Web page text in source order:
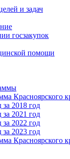
и задач
госзакупок
помощи
Красноярского
за 2018 год
за 2021 год
за 2022 год
за 2023 год
Красноярского